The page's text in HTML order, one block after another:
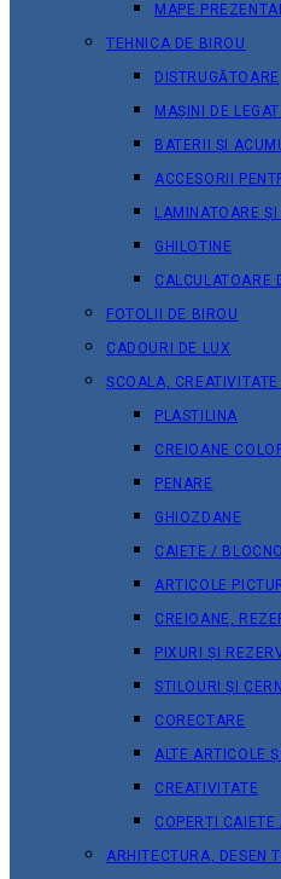
MAPE
TEHNICA DE BIROU
DISTRUGĂTOARE
MAȘINI DE
BATERII ȘI
ACCESORII
LAMINATOARE
GHILOTINE
CALCULATOARE
FOTOLII DE BIROU
CADOURI DE LUX
ȘCOALA,
PLASTILINA
CREIOANE
PENARE
GHIOZDANE
CAIETE /
ARTICOLE
CREIOANE,
PIXURI ȘI
STILOURI ȘI
CORECTARE
ALTE ARTICOLE
CREATIVITATE
COPERȚI CAIETE
ARHITECTURA, DESEN